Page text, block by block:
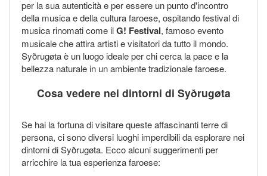
per la sua autenticità e per essere un punto d'incontro
della musica e della cultura faroese, ospitando festival di
musica rinomati come ilG! Festival, famoso evento
musicale che attira artisti e visitatori da tutto il mondo.
Syðrugøta è un luogo ideale per chi cerca la pace e la
bellezza naturale in un ambiente tradizionale faroese.
Cosa vedere nei dintorni di Syðrugøta
Se hai la fortuna di visitare queste affascinanti terre di
persona, ci sono diversi luoghi imperdibili da esplorare nei
dintorni di Syðrugøta. Ecco alcuni suggerimenti per
arricchire la tua esperienza faroese: